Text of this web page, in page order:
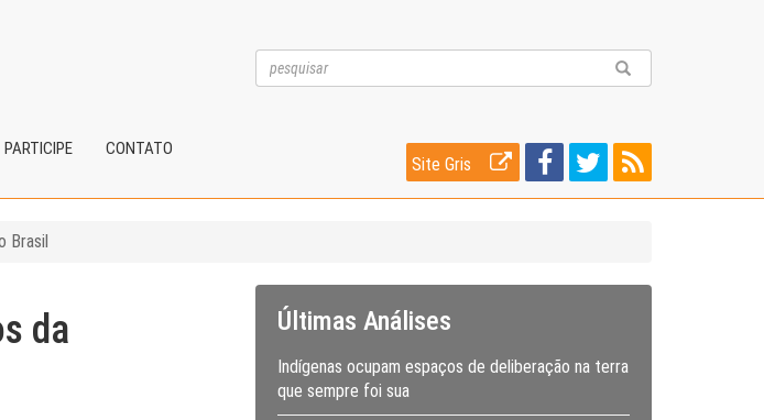
PARTICIPE CONTATO
Site Gris
Brasil
da
Últimas Análises
Indígenas ocupam espaços de deliberação na terra
que sempre foi sua